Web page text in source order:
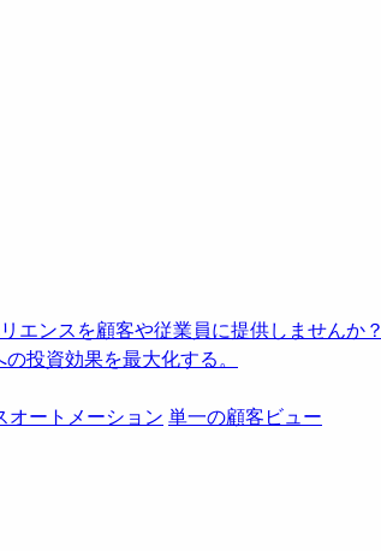
エンスを顧客や従業員に提供しませんか？
投資効果を最大化する。
オートメーション 単一の顧客ビュー